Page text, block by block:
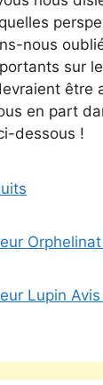
nous
sur
être
en part
dessous !
Lupin